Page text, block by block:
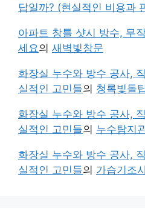
답일까? (현실적인 비용과
아파트 창틀 샷시 방수, 무
세요의 새벽빛창문
화장실 누수와 방수 공사,
실적인 고민들의 청록빛돌
화장실 누수와 방수 공사,
실적인 고민들의 누수탐지
화장실 누수와 방수 공사,
실적인 고민들의 가습기조